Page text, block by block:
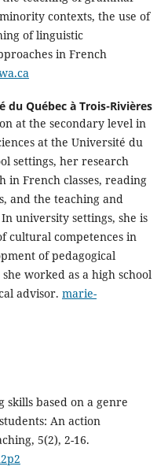
contexts, the use of
of linguistic
in French
du Québec à Trois-Rivières
at the secondary level in
at the Université du
settings, her research
in French classes, reading
and the teaching and
university settings, she is
cultural competences in
of pedagogical
worked as a high school
advisor. marie-
skills based on a genre
An action
5(2), 2-16.